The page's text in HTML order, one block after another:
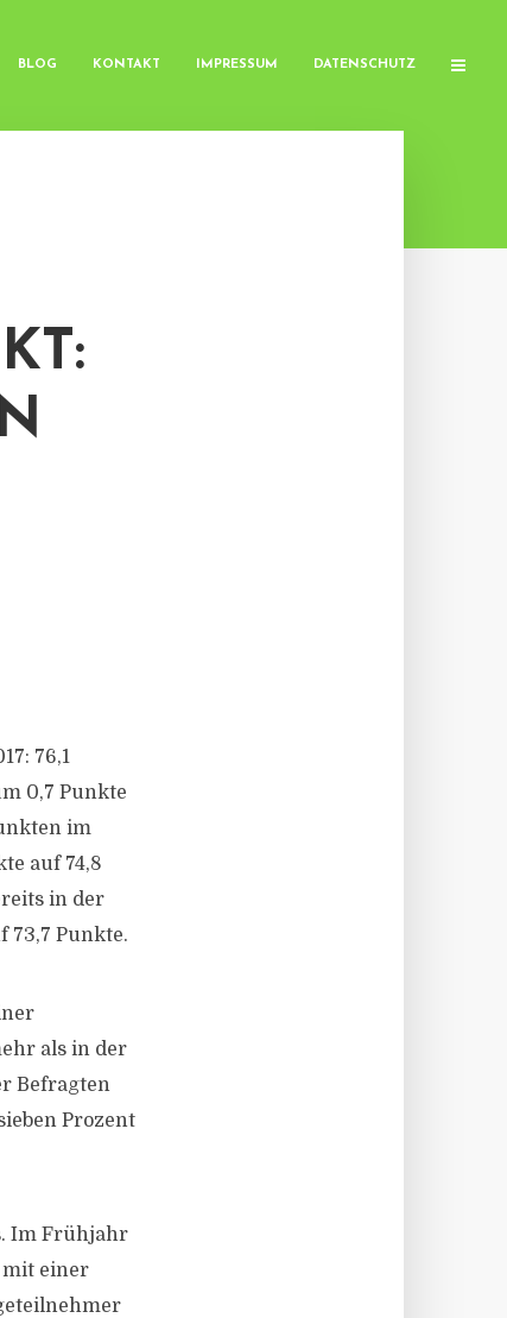
BLOG KONTAKT IMPRESSUM DATENSCHUTZ
76,1
0,7 Punkte
im
auf 74,8
in der
73,7 Punkte.
als in der
Befragten
Prozent
Im Frühjahr
mit einer